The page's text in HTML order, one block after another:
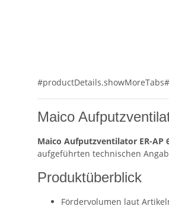
#productDetails.showMoreTabs#
Maico
Maico Aufputzventilator ER-AP
aufgeführten technischen
Produktüberblick
Fördervolumen laut